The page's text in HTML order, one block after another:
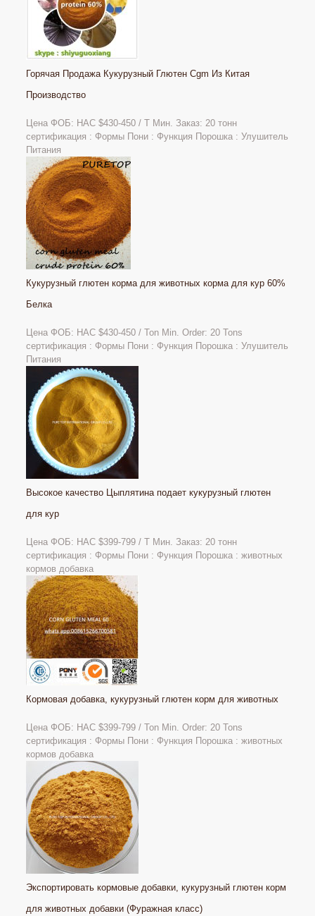
Горячая Продажа Кукурузный Глютен Cgm Из Китая
Производство
Цена ФОБ: НАС $430-450 / Т Мин. Заказ: 20 тонн
сертификация : Формы Пони : Функция Порошка : Улушитель
Питания
Кукурузный глютен корма для животных корма для кур 60%
Белка
Цена ФОБ: НАС $430-450 / Ton Min. Order: 20 Tons
сертификация : Формы Пони : Функция Порошка : Улушитель
Питания
Высокое качество Цыплятина подает кукурузный глютен
для кур
Цена ФОБ: НАС $399-799 / Т Мин. Заказ: 20 тонн
сертификация : Формы Пони : Функция Порошка : животных
кормов добавка
Кормовая добавка, кукурузный глютен корм для животных
Цена ФОБ: НАС $399-799 / Ton Min. Order: 20 Tons
сертификация : Формы Пони : Функция Порошка : животных
кормов добавка
Экспортировать кормовые добавки, кукурузный глютен корм
для животных добавки (Фуражная класс)